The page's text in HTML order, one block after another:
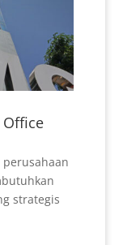
strategis